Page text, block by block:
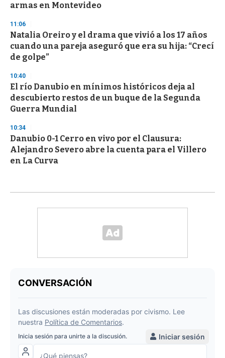
armas en Montevideo
11:06
Natalia Oreiro y el drama que vivió a los 17 años
cuando una pareja aseguró que era su hija: “Crecí
de golpe”
10:40
El río Danubio en mínimos históricos deja al
descubierto restos de un buque de la Segunda
Guerra Mundial
10:34
Danubio 0-1 Cerro en vivo por el Clausura:
Alejandro Severo abre la cuenta para el Villero
en La Curva